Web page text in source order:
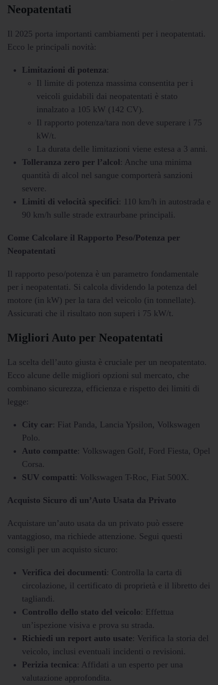
Neopatentati
Il 2025 porta importanti cambiamenti per i neopatentati.
Ecco le principali novità:
Limitazioni di potenza:
Il limite di potenza massima consentita per i
veicoli guidabili dai neopatentati è stato
innalzato a 105 kW (142 CV).
Il rapporto potenza/tara non deve superare i 75
kW/t.
La durata delle limitazioni viene estesa a 3 anni.
Tolleranza zero per l’alcol: Anche una minima
quantità di alcol nel sangue comporterà sanzioni
severe.
Limiti di velocità specifici: 110 km/h in autostrada e
90 km/h sulle strade extraurbane principali.
Come Calcolare il Rapporto Peso/Potenza per
Neopatentati
Il rapporto peso/potenza è un parametro fondamentale
per i neopatentati. Si calcola dividendo la potenza del
motore (in kW) per la tara del veicolo (in tonnellate).
Assicurati che il risultato non superi i 75 kW/t.
Migliori Auto per Neopatentati
La scelta dell’auto giusta è cruciale per un neopatentato.
Ecco alcune delle migliori opzioni sul mercato, che
combinano sicurezza, efficienza e rispetto dei limiti di
legge:
City car: Fiat Panda, Lancia Ypsilon, Volkswagen
Polo.
Auto compatte: Volkswagen Golf, Ford Fiesta, Opel
Corsa.
SUV compatti: Volkswagen T-Roc, Fiat 500X.
Acquisto Sicuro di un’Auto Usata da Privato
Acquistare un’auto usata da un privato può essere
vantaggioso, ma richiede attenzione. Segui questi
consigli per un acquisto sicuro:
Verifica dei documenti: Controlla la carta di
circolazione, il certificato di proprietà e il libretto dei
tagliandi.
Controllo dello stato del veicolo: Effettua
un’ispezione visiva e prova su strada.
Richiedi un report auto usate: Verifica la storia del
veicolo, inclusi eventuali incidenti o revisioni.
Perizia tecnica: Affidati a un esperto per una
valutazione approfondita.